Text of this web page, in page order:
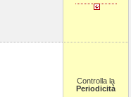
Controlla la
Periodicità